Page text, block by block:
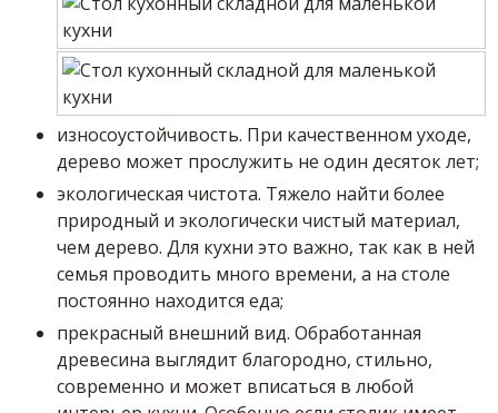
износоустойчивость. При качественном уходе,
дерево может прослужить не один десяток лет;
экологическая чистота. Тяжело найти более
природный и экологически чистый материал,
чем дерево. Для кухни это важно, так как в ней
семья проводить много времени, а на столе
постоянно находится еда;
прекрасный внешний вид. Обработанная
древесина выглядит благородно, стильно,
современно и может вписаться в любой